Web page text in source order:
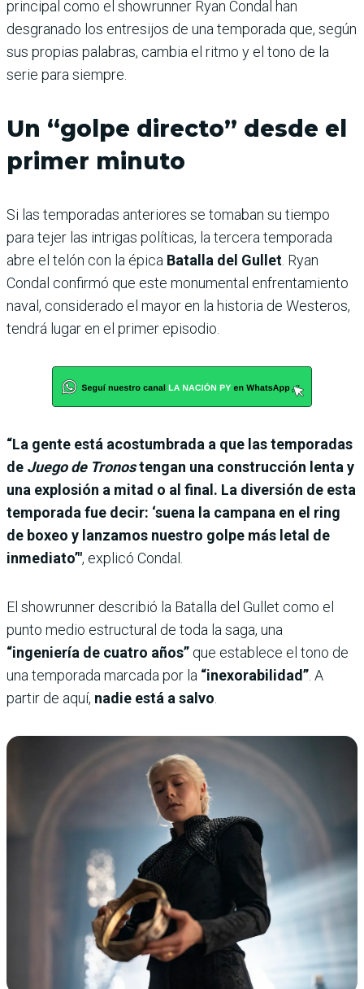
principal como el showrunner Ryan Condal han
desgranado los entresijos de una temporada que, según
sus propias palabras, cambia el ritmo y el tono de la
serie para siempre.
Un “golpe directo” desde el
primer minuto
Si las temporadas anteriores se tomaban su tiempo
para tejer las intrigas políticas, la tercera temporada
abre el telón con la épica Batalla del Gullet . Ryan
Condal confirmó que este monumental enfrentamiento
naval, considerado el mayor en la historia de Westeros,
tendrá lugar en el primer episodio.
“La gente está acostumbrada a que las temporadas
de Juego de Tronostengan una construcción lenta y
una explosión a mitad o al final. La diversión de esta
temporada fue decir: ‘suena la campana en el ring
de boxeo y lanzamos nuestro golpe más letal de
inmediato’", explicó Condal.
El showrunner describió la Batalla del Gullet como el
punto medio estructural de toda la saga, una
“ingeniería de cuatro años” que establece el tono de
una temporada marcada por la “inexorabilidad” . A
partir de aquí, nadie está a salvo